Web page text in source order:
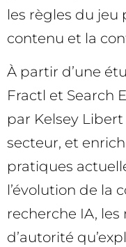
les règles du jeu
contenu et la
À partir d’une
Fractl et Search
par Kelsey
secteur, et
pratiques
l’évolution de la
recherche IA,
d’autorité